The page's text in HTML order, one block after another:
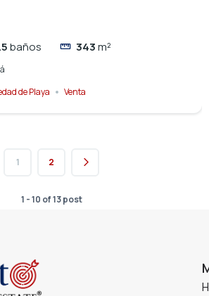
baños 343m²
de Playa Venta
1 2
1 - 10 of 13 post